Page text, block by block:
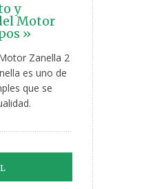
y
Motor
»
Zanella 2
es uno de
que se